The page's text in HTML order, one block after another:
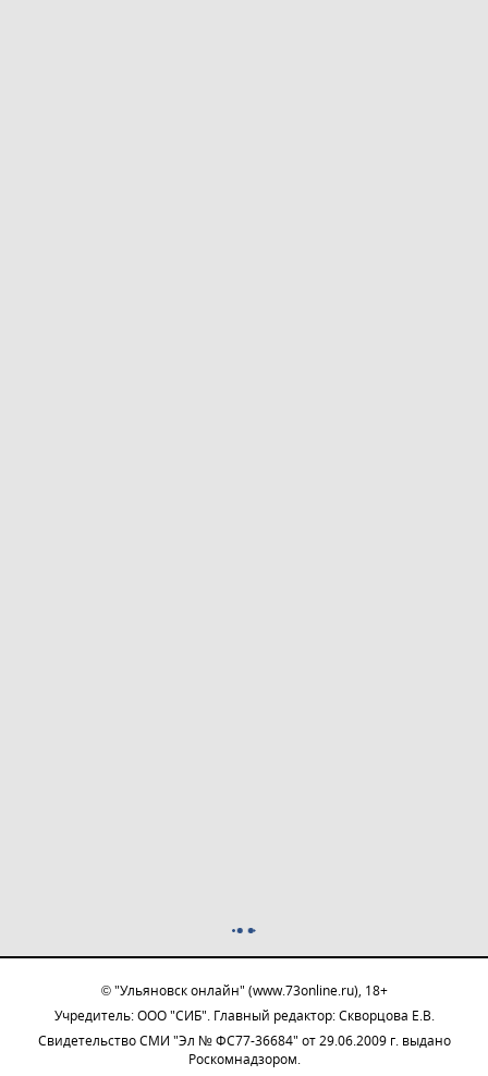
© "Ульяновск онлайн" (www.73online.ru), 18+
Учредитель: ООО "СИБ". Главный редактор: Скворцова Е.В.
Свидетельство СМИ "Эл № ФС77-36684" от 29.06.2009 г. выдано
Роскомнадзором.